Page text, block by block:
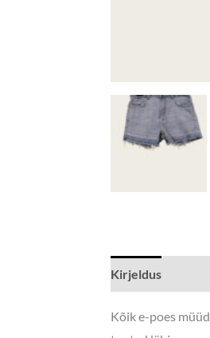
Kirjeldus
Kõik e-poes